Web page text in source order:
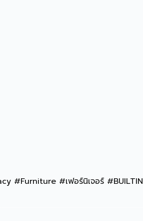
#Furniture #เฟอร์นิเจอร์ #BUILTIN